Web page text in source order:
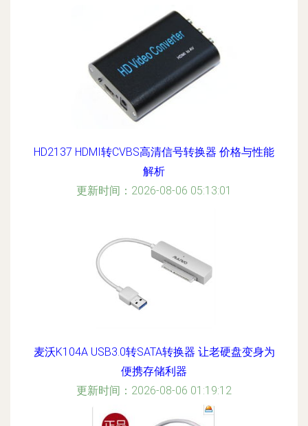
HD2137 HDMI转CVBS高清信号转换器 价格与性能
解析
更新时间：2026-08-06 05:13:01
麦沃K104A USB3.0转SATA转换器 让老硬盘变身为
便携存储利器
更新时间：2026-08-06 01:19:12